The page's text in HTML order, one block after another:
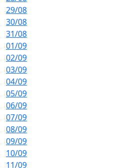
29/08
30/08
31/08
01/09
02/09
03/09
04/09
05/09
06/09
07/09
08/09
09/09
10/09
11/09